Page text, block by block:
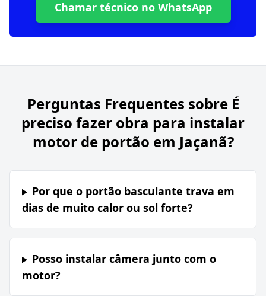
Chamar técnico no WhatsApp
Perguntas Frequentes sobre É
preciso fazer obra para instalar
motor de portão em Jaçanã?
Por que o portão basculante trava em
dias de muito calor ou sol forte?
Posso instalar câmera junto com o
motor?